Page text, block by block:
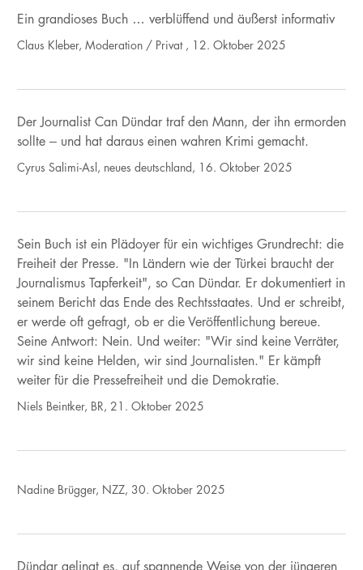
Ein grandioses Buch … verblüffend und äußerst informativ
Claus Kleber, Moderation / Privat , 12. Oktober 2025
Der Journalist Can Dündar traf den Mann, der ihn ermorden
sollte – und hat daraus einen wahren Krimi gemacht.
Cyrus Salimi-Asl, neues deutschland, 16. Oktober 2025
Sein Buch ist ein Plädoyer für ein wichtiges Grundrecht: die
Freiheit der Presse. "In Ländern wie der Türkei braucht der
Journalismus Tapferkeit", so Can Dündar. Er dokumentiert in
seinem Bericht das Ende des Rechtsstaates. Und er schreibt,
er werde oft gefragt, ob er die Veröffentlichung bereue.
Seine Antwort: Nein. Und weiter: "Wir sind keine Verräter,
wir sind keine Helden, wir sind Journalisten." Er kämpft
weiter für die Pressefreiheit und die Demokratie.
Niels Beintker, BR, 21. Oktober 2025
Nadine Brügger, NZZ, 30. Oktober 2025